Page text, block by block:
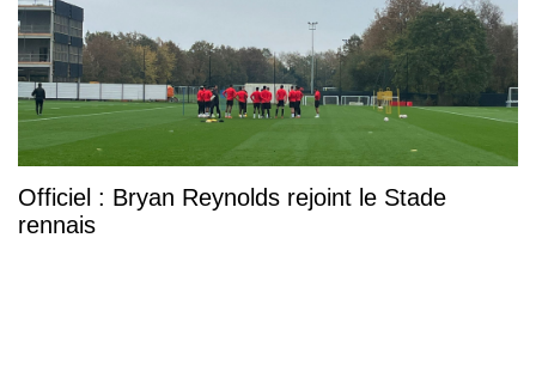
Officiel : Bryan Reynolds rejoint le Stade
rennais